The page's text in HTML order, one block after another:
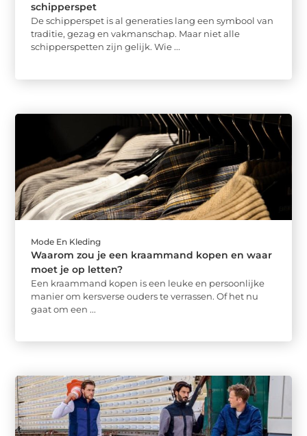
schipperspet
De schipperspet is al generaties lang een symbool van
traditie, gezag en vakmanschap. Maar niet alle
schipperspetten zijn gelijk. Wie ...
Mode En Kleding
Waarom zou je een kraammand kopen en waar
moet je op letten?
Een kraammand kopen is een leuke en persoonlijke
manier om kersverse ouders te verrassen. Of het nu
gaat om een ...